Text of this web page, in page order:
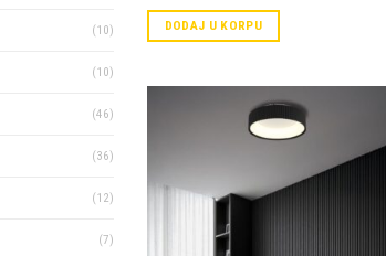
(10)
(10)
(46)
(36)
(12)
(7)
DODAJ U KORPU